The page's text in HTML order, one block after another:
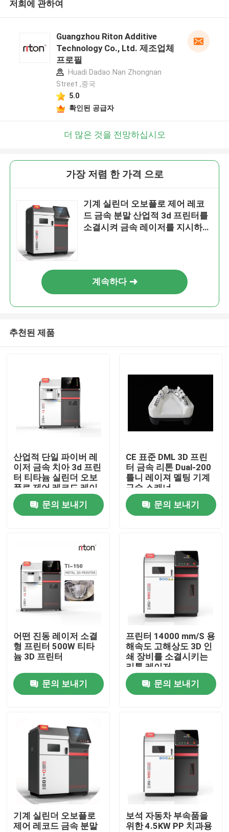
제품 소개
회사 소개
공장 투어
품질 관리
연락처
뉴스
모든 케이스
레이저는 3D 프린터를 금속을 입힙니다
치아 금속 3D 프린터
저희에 관하여
Guangzhou Riton Additive
Technology Co., Ltd. 제조업체
프로필
Huadi Dadao Nan Zhongnan
Street ,중국
5.0
확인된 공급자
더 많은 것을 전망하십시오
가장 저렴 한 가격 으로
기계 실린더 오보플로 제어 레코
드 금속 분말 산업적 3d 프린터를
소결시켜 금속 레이저를 지시하세
계속하다
추천된 제품
산업적 단일 파이버 레
이저 금속 치아 3d 프린
터 티타늄 실린더 오보
플로 제어 레코드 레이
저 인쇄 장비
문의 보내기
CE 표준 DML 3D 프린
터 금속 리톤 Dual-200
틀니 레이져 멜팅 기계
구술 스캐너
문의 보내기
어떤 진동 레이저 소결
형 프린터 500W 티타
늄 3D 프린터
문의 보내기
프린터 14000 mm/S 용
해속도 고해상도 3D 인
쇄 장비를 소결시키는
리톤 레이저
문의 보내기
기계 실린더 오보플로
제어 레코드 금속 분말
보석 자동차 부속품을
위한 4.5KW PP 치과용